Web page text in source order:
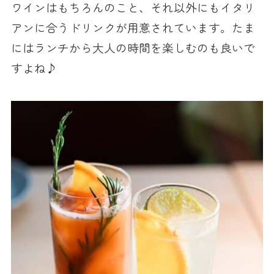
ワインはもちろんのこと、それ以外にもイタリ
アンに合うドリンクが用意されています。たま
にはランチから大人の時間を楽しむのも良いで
すよね♪